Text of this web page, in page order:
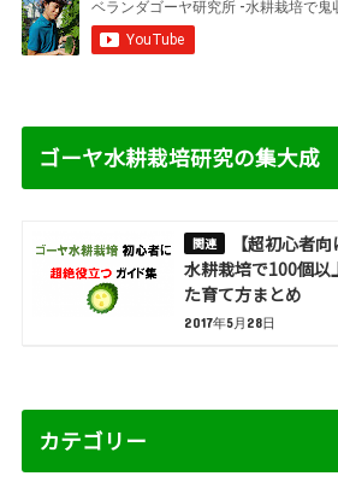
ゴーヤ水耕栽培研究の集大成
【超初心者
水耕栽培で100個以
た育て方まとめ
2017年5月28日
カテゴリー